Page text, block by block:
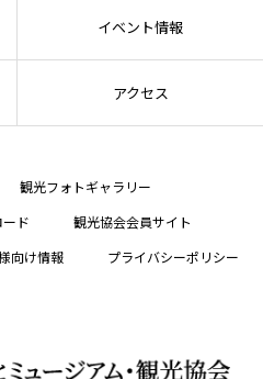
イベント情報
アクセス
観光フォトギャラリー
ド
観光協会会員サイト
向け情報 プライバシーポリシー